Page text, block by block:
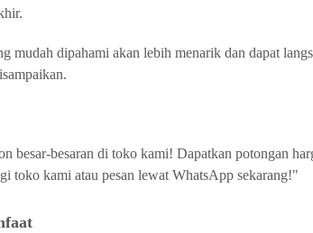
mudah dipahami akan lebih menarik dan dapat
besar-besaran di toko kami! Dapatkan potongan
toko kami atau pesan lewat WhatsApp sekarang!"